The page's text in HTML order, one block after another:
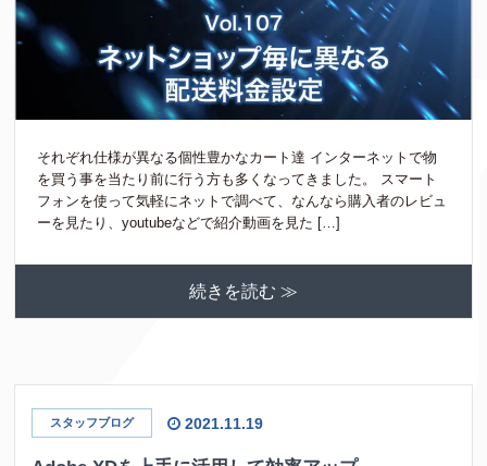
それぞれ仕様が異なる個性豊かなカート達 インターネットで物
を買う事を当たり前に行う方も多くなってきました。 スマート
フォンを使って気軽にネットで調べて、なんなら購入者のレビュ
ーを見たり、youtubeなどで紹介動画を見た […]
続きを読む ≫
スタッフブログ 2021.11.19